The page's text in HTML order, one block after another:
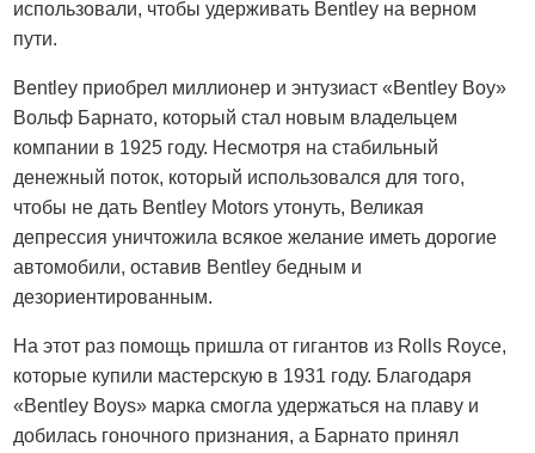
использовали, чтобы удерживать Bentley на верном
пути.
Bentley приобрел миллионер и энтузиаст «Bentley Boy»
Вольф Барнато, который стал новым владельцем
компании в 1925 году. Несмотря на стабильный
денежный поток, который использовался для того,
чтобы не дать Bentley Motors утонуть, Великая
депрессия уничтожила всякое желание иметь дорогие
автомобили, оставив Bentley бедным и
дезориентированным.
На этот раз помощь пришла от гигантов из Rolls Royce,
которые купили мастерскую в 1931 году. Благодаря
«Bentley Boys» марка смогла удержаться на плаву и
добилась гоночного признания, а Барнато принял